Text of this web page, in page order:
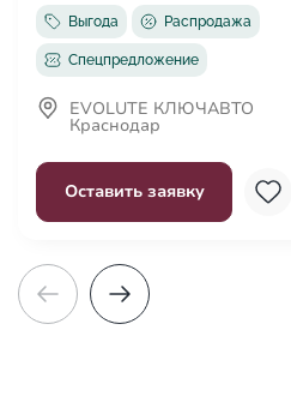
Вентиляция задних сидений
Панорамная крыша
Декоративная подсветка салона
Передний центральный
Третий ряд сидений
Функция складывания спинки
Выгода Распродажа
Спецпредложение
Оставить заявку
EVOLUTE КЛЮЧАВТО
Краснодар